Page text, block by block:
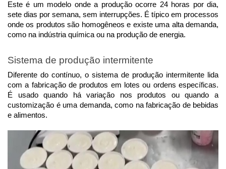
Este é um modelo onde a produção ocorre 24 horas por dia,
sete dias por semana, sem interrupções. É típico em processos
onde os produtos são homogêneos e existe uma alta demanda,
como na indústria química ou na produção de energia.
Sistema de produção intermitente
Diferente do contínuo, o sistema de produção intermitente lida
com a fabricação de produtos em lotes ou ordens específicas.
É usado quando há variação nos produtos ou quando a
customização é uma demanda, como na fabricação de bebidas
e alimentos.